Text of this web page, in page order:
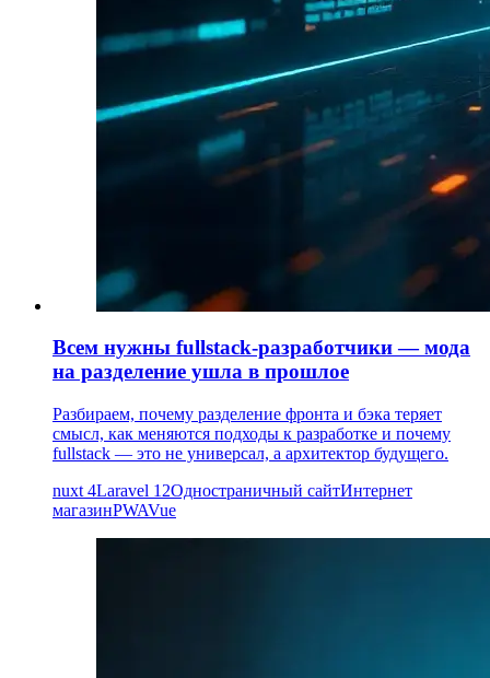
Всем нужны fullstack-разработчики — мода
на разделение ушла в прошлое
Разбираем, почему разделение фронта и бэка теряет
смысл, как меняются подходы к разработке и почему
fullstack — это не универсал, а архитектор будущего.
nuxt 4Laravel 12Одностраничный сайтИнтернет
магазинPWAVue